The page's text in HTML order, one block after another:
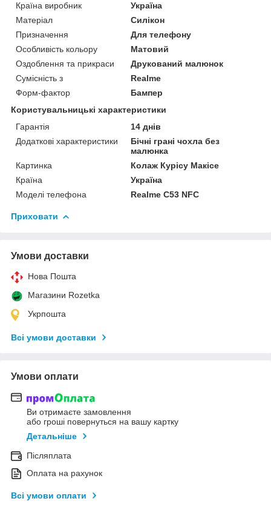
Країна виробник
Україна
Матеріал
Силікон
Призначення
Для телефону
Особливість кольору
Матовий
Оздоблення та прикраси
Друкований малюнок
Сумісність з
Realme
Форм-фактор
Бампер
Користувальницькі характеристики
Гарантія
14 днів
Додаткові характеристики
Бічні грані чохла без
малюнка
Картинка
Колаж Курісу Макісе
Країна
Україна
Моделі телефона
Realme C53 NFC
Приховати
Умови доставки
Нова Пошта
Магазини Rozetka
Укрпошта
Всі умови доставки
Умови оплати
Ви отримаєте замовлення
або гроші повернуться на вашу картку
Детальніше
Післяплата
Оплата на рахунок
Всі умови оплати